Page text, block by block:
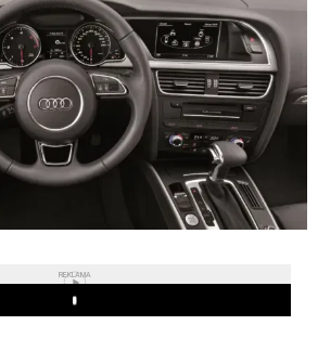
REKLAMA
Play